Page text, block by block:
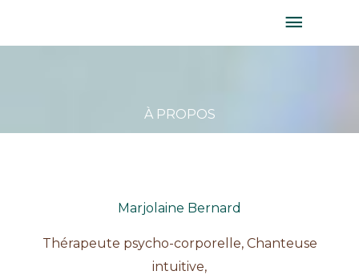
MENU
À PROPOS
Marjolaine Bernard
Thérapeute psycho-corporelle, Chanteuse
intuitive,